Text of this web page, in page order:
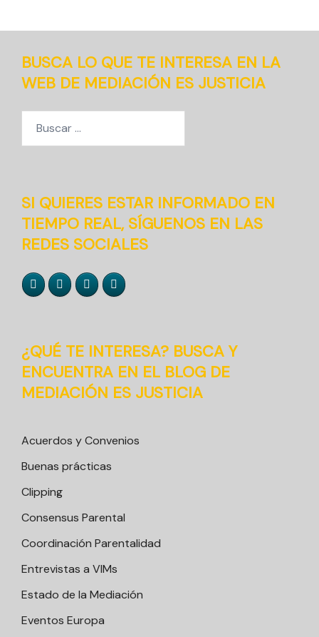
BUSCA LO QUE TE INTERESA EN LA
WEB DE MEDIACIÓN ES JUSTICIA
SI QUIERES ESTAR INFORMADO EN
TIEMPO REAL, SÍGUENOS EN LAS
REDES SOCIALES
¿QUÉ TE INTERESA? BUSCA Y
ENCUENTRA EN EL BLOG DE
MEDIACIÓN ES JUSTICIA
Acuerdos y Convenios
Buenas prácticas
Clipping
Consensus Parental
Coordinación Parentalidad
Entrevistas a VIMs
Estado de la Mediación
Eventos Europa